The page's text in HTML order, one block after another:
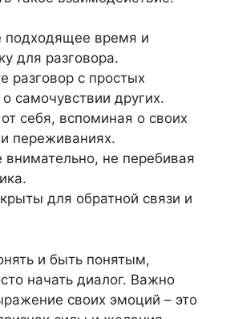
подходящее время и
для разговора.
разговор с простых
самочувствии других.
себя, вспоминая о своих
переживаниях.
внимательно, не перебивая
для обратной связи и
и быть понятым,
начать диалог. Важно
своих эмоций – это